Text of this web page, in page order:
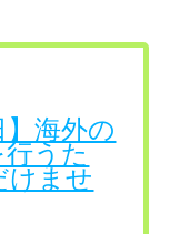
】海外の
行うた
けませ